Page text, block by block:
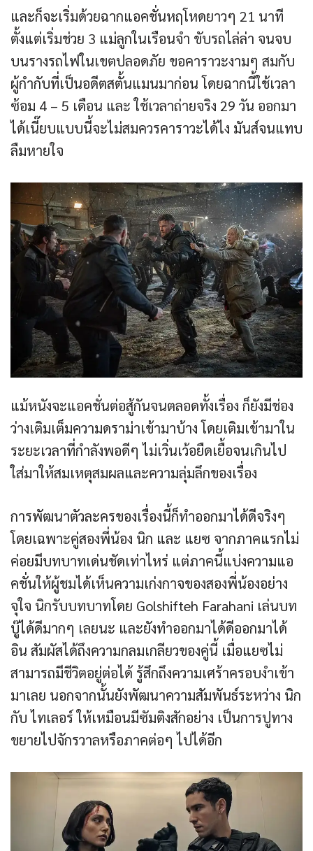
และก็จะเริ่มด้วยฉากแอคชั่นหฤโหดยาวๆ 21 นาที
ตั้งแต่เริ่มช่วย 3 แม่ลูกในเรือนจำ ขับรถไล่ล่า จนจบ
บนรางรถไฟในเขตปลอดภัย ขอคาราวะงามๆ สมกับ
ผู้กำกับที่เป็นอดีตสตั้นแมนมาก่อน โดยฉากนี้ใช้เวลา
ซ้อม 4 – 5 เดือน และ ใช้เวลาถ่ายจริง 29 วัน ออกมา
ได้เนี๊ยบแบบนี้จะไม่สมควรคาราวะได้ไง มันส์จนแทบ
ลืมหายใจ
แม้หนังจะแอคชั่นต่อสู้กันจนตลอดทั้งเรื่อง ก็ยังมีช่อง
ว่างเติมเต็มความดราม่าเข้ามาบ้าง โดยเติมเข้ามาใน
ระยะเวลาที่กำลังพอดีๆ ไม่เวิ่นเว้อยืดเยื้อจนเกินไป
ใส่มาให้สมเหตุสมผลและความลุ่มลึกของเรื่อง
การพัฒนาตัวละครของเรื่องนี้ก็ทำออกมาได้ดีจริงๆ
โดยเฉพาะคู่สองพี่น้อง นิก และ แยซ จากภาคแรกไม่
ค่อยมีบทบาทเด่นชัดเท่าไหร่ แต่ภาคนี้แบ่งความแอ
คชั่นให้ผู้ชมได้เห็นความเก่งกาจของสองพี่น้องอย่าง
จุใจ นิกรับบทบาทโดย Golshifteh Farahani เล่นบท
บู๊ได้ดีมากๆ เลยนะ และยังทำออกมาได้ดีออกมาได้
อิน สัมผัสได้ถึงความกลมเกลียวของคู่นี้ เมื่อแยซไม่
สามารถมีชีวิตอยู่ต่อได้ รู้สึกถึงความเศร้าครอบงำเข้า
มาเลย นอกจากนั้นยังพัฒนาความสัมพันธ์ระหว่าง นิก
กับ ไทเลอร์ ให้เหมือนมีซัมติงสักอย่าง เป็นการปูทาง
ขยายไปจักรวาลหรือภาคต่อๆ ไปได้อีก